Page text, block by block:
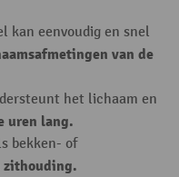
kan eenvoudig en snel
van de
het lichaam en
uren lang.
bekken- of
zithouding.